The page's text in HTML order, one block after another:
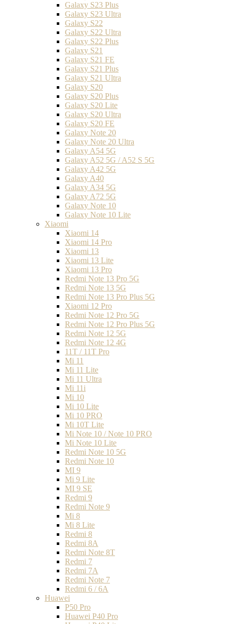
Galaxy S23 Plus
Galaxy S23 Ultra
Galaxy S22
Galaxy S22 Ultra
Galaxy S22 Plus
Galaxy S21
Galaxy S21 FE
Galaxy S21 Plus
Galaxy S21 Ultra
Galaxy S20
Galaxy S20 Plus
Galaxy S20 Lite
Galaxy S20 Ultra
Galaxy S20 FE
Galaxy Note 20
Galaxy Note 20 Ultra
Galaxy A54 5G
Galaxy A52 5G / A52 S 5G
Galaxy A42 5G
Galaxy A40
Galaxy A34 5G
Galaxy A72 5G
Galaxy Note 10
Galaxy Note 10 Lite
Xiaomi
Xiaomi 14
Xiaomi 14 Pro
Xiaomi 13
Xiaomi 13 Lite
Xiaomi 13 Pro
Redmi Note 13 Pro 5G
Redmi Note 13 5G
Redmi Note 13 Pro Plus 5G
Xiaomi 12 Pro
Redmi Note 12 Pro 5G
Redmi Note 12 Pro Plus 5G
Redmi Note 12 5G
Redmi Note 12 4G
11T / 11T Pro
Mi 11
Mi 11 Lite
Mi 11 Ultra
Mi 11i
Mi 10
Mi 10 Lite
Mi 10 PRO
Mi 10T Lite
Mi Note 10 / Note 10 PRO
Mi Note 10 Lite
Redmi Note 10 5G
Redmi Note 10
MI 9
Mi 9 Lite
MI 9 SE
Redmi 9
Redmi Note 9
Mi 8
Mi 8 Lite
Redmi 8
Redmi 8A
Redmi Note 8T
Redmi 7
Redmi 7A
Redmi Note 7
Redmi 6 / 6A
Huawei
P50 Pro
Huawei P40 Pro